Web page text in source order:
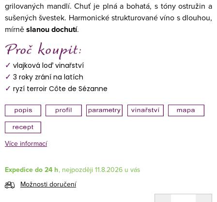
grilovaných mandlí. Chuť je plná a bohatá, s tóny ostružin a
sušených švestek. Harmonické strukturované víno s dlouhou,
mírněslanou dochutí.
✓ vlajková loď vinařství
✓ 3 roky zrání na latích
✓ ryzí terroir Côte de Sézanne
Více informací
Expedice do 24 h
11.8.2026
Možnosti doručení